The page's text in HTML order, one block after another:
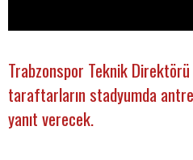
Trabzonspor Teknik Direktörü
taraftarların stadyumda
yanıt verecek.